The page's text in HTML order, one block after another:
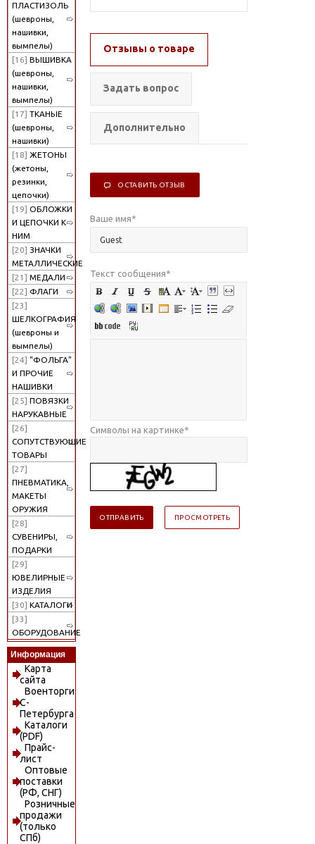
ПЛАСТИЗОЛЬ
(шевроны,
нашивки,
вымпелы)
[16] ВЫШИВКА
(шевроны,
нашивки,
вымпелы)
[17] ТКАНЫЕ
(шевроны,
нашивки)
[18] ЖЕТОНЫ
(жетоны,
резинки,
цепочки)
[19] ОБЛОЖКИ
И ЦЕПОЧКИ К
НИМ
[20] ЗНАЧКИ
МЕТАЛЛИЧЕСКИЕ
[21] МЕДАЛИ
[22] ФЛАГИ
[23]
ШЕЛКОГРАФИЯ
(шевроны и
вымпелы)
[24] "ФОЛЬГА"
И ПРОЧИЕ
НАШИВКИ
[25] ПОВЯЗКИ
НАРУКАВНЫЕ
[26]
СОПУТСТВУЮЩИЕ
ТОВАРЫ
[27]
ПНЕВМАТИКА,
МАКЕТЫ
ОРУЖИЯ
[28]
СУВЕНИРЫ,
ПОДАРКИ
[29]
ЮВЕЛИРНЫЕ
ИЗДЕЛИЯ
[30] КАТАЛОГИ
[33]
ОБОРУДОВАНИЕ
Информация
Карта
сайта
Военторги
С-
Петербурга
Каталоги
(PDF)
Прайс-
лист
Оптовые
поставки
(РФ, СНГ)
Розничные
продажи
(только
СПб)
Отзывы о товаре
Задать вопрос
Дополнительно
ОСТАВИТЬ ОТЗЫВ
Ваше имя*
Текст сообщения*
Символы на картинке*